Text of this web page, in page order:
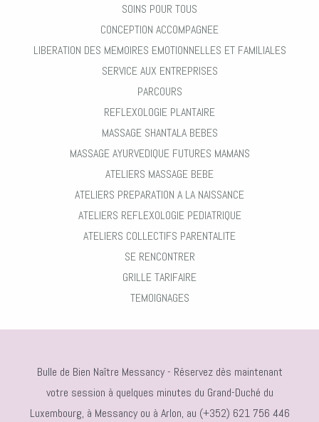
SOINS POUR TOUS
CONCEPTION ACCOMPAGNEE
LIBERATION DES MEMOIRES EMOTIONNELLES ET FAMILIALES
SERVICE AUX ENTREPRISES
PARCOURS
REFLEXOLOGIE PLANTAIRE
MASSAGE SHANTALA BEBES
MASSAGE AYURVEDIQUE FUTURES MAMANS
ATELIERS MASSAGE BEBE
ATELIERS PREPARATION A LA NAISSANCE
ATELIERS REFLEXOLOGIE PEDIATRIQUE
ATELIERS COLLECTIFS PARENTALITE
SE RENCONTRER
GRILLE TARIFAIRE
TEMOIGNAGES
Bulle de Bien Naître Messancy - Réservez dès maintenant
votre session à quelques minutes du Grand-Duché du
Luxembourg, à Messancy ou à Arlon, au (+352) 621 756 446